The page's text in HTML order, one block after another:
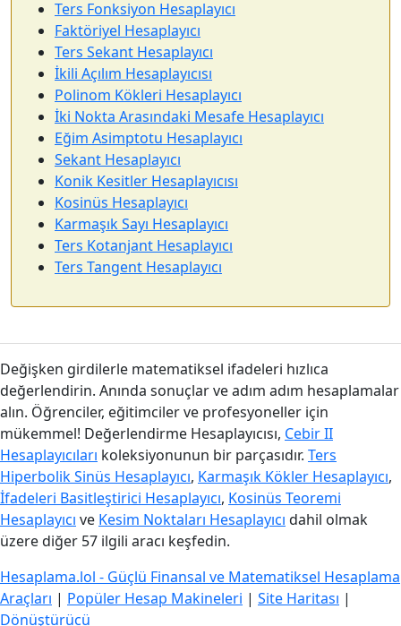
Ters Fonksiyon Hesaplayıcı
Faktöriyel Hesaplayıcı
Ters Sekant Hesaplayıcı
İkili Açılım Hesaplayıcısı
Polinom Kökleri Hesaplayıcı
İki Nokta Arasındaki Mesafe Hesaplayıcı
Eğim Asimptotu Hesaplayıcı
Sekant Hesaplayıcı
Konik Kesitler Hesaplayıcısı
Kosinüs Hesaplayıcı
Karmaşık Sayı Hesaplayıcı
Ters Kotanjant Hesaplayıcı
Ters Tangent Hesaplayıcı
Değişken girdilerle matematiksel ifadeleri hızlıca
değerlendirin. Anında sonuçlar ve adım adım hesaplamalar
alın. Öğrenciler, eğitimciler ve profesyoneller için
mükemmel! Değerlendirme Hesaplayıcısı, Cebir II
Hesaplayıcıları koleksiyonunun bir parçasıdır. Ters
Hiperbolik Sinüs Hesaplayıcı, Karmaşık Kökler Hesaplayıcı,
İfadeleri Basitleştirici Hesaplayıcı, Kosinüs Teoremi
Hesaplayıcı ve Kesim Noktaları Hesaplayıcı dahil olmak
üzere diğer 57 ilgili aracı keşfedin.
Hesaplama.lol - Güçlü Finansal ve Matematiksel Hesaplama
Araçları | Popüler Hesap Makineleri | Site Haritası |
Dönüştürücü